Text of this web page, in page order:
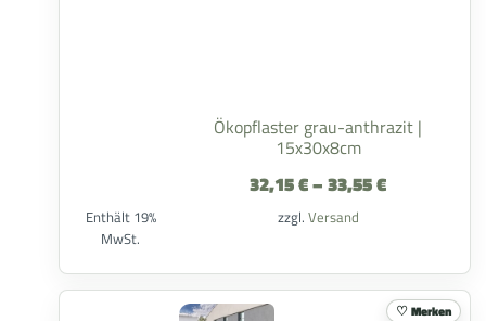
Ökopflaster grau-anthrazit |
15x30x8cm
32,15€–33,55€
Enthält 19%
MwSt.
zzgl. Versand
Merken